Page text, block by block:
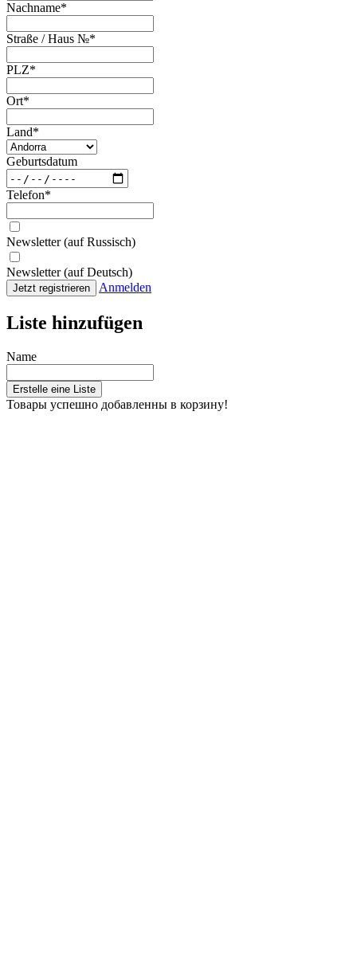
Nachname*
Straße / Haus №*
PLZ*
Ort*
Land*
Geburtsdatum
Telefon*
Newsletter (auf Russisch)
Newsletter (auf Deutsch)
Jetzt registrieren Anmelden
Liste hinzufügen
Name
Erstelle eine Liste
Товары успешно добавленны в корзину!